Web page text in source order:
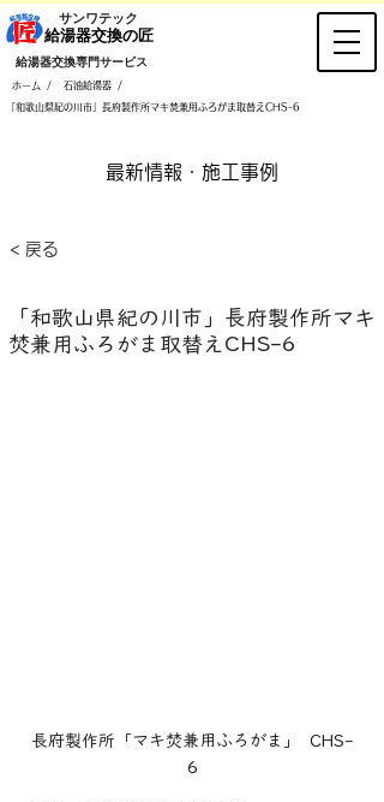
ホーム / 石油給湯器 /
「和歌山県紀の川市」長府製作所マキ焚兼用ふろがま取替えCHS-6
​サンワテック
​給湯器交換の匠
​給湯器交換専門サービス
​最新情報・施工事例
< 戻る
「和歌山県紀の川市」長府製作所マキ
焚兼用ふろがま取替えCHS-6
長府製作所「マキ焚兼用ふろがま」  CHS-
6